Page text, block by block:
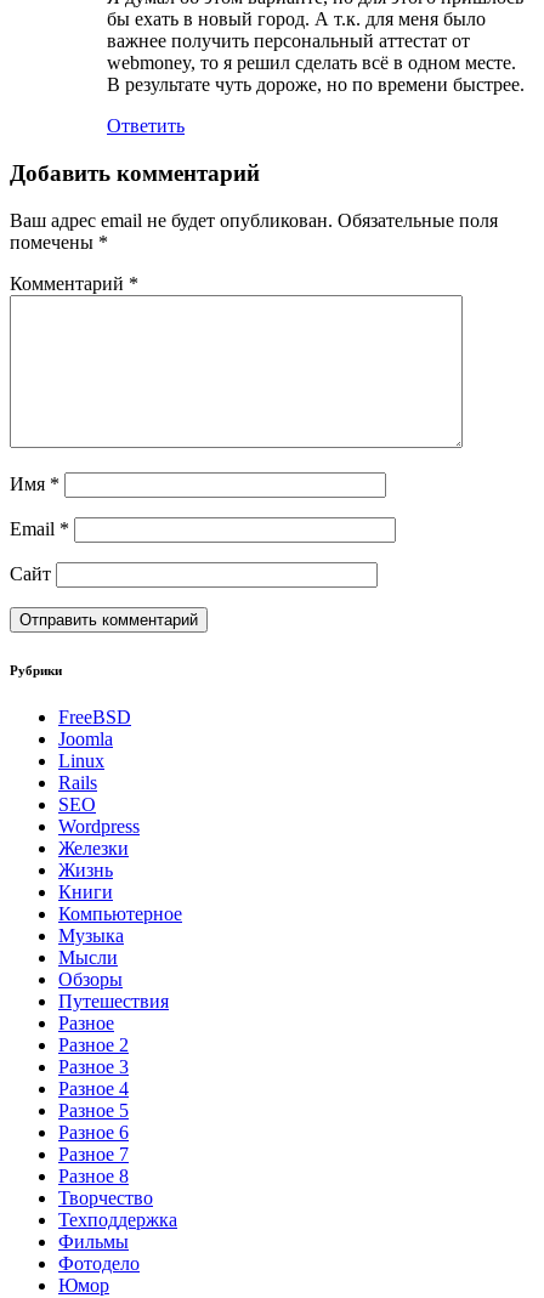
бы ехать в новый город. А т.к. для меня было
важнее получить персональный аттестат от
webmoney, то я решил сделать всё в одном месте.
В результате чуть дороже, но по времени быстрее.
Ответить
Добавить комментарий
Ваш адрес email не будет опубликован. Обязательные поля
помечены *
Комментарий *
Имя *
Email *
Сайт
Рубрики
FreeBSD
Joomla
Linux
Rails
SEO
Wordpress
Железки
Жизнь
Книги
Компьютерное
Музыка
Мысли
Обзоры
Путешествия
Разное
Разное 2
Разное 3
Разное 4
Разное 5
Разное 6
Разное 7
Разное 8
Творчество
Техподдержка
Фильмы
Фотодело
Юмор